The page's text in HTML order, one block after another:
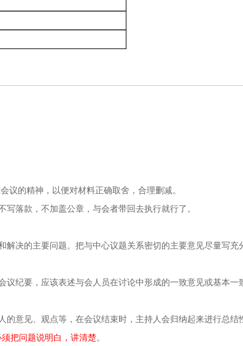
的精神，以便对材料正确取舍，合理删减。
落款，不加盖公章，与会者带回去执行就行了。
解决的主要问题。把与中心议题关系密切的主要意见尽量写充
议纪要，应该表述与会人员在讨论中形成的一致意见或基本一
的意见、观点等，在会议结束时，主持人会归纳起来进行总结
把问题说明白，讲清楚。